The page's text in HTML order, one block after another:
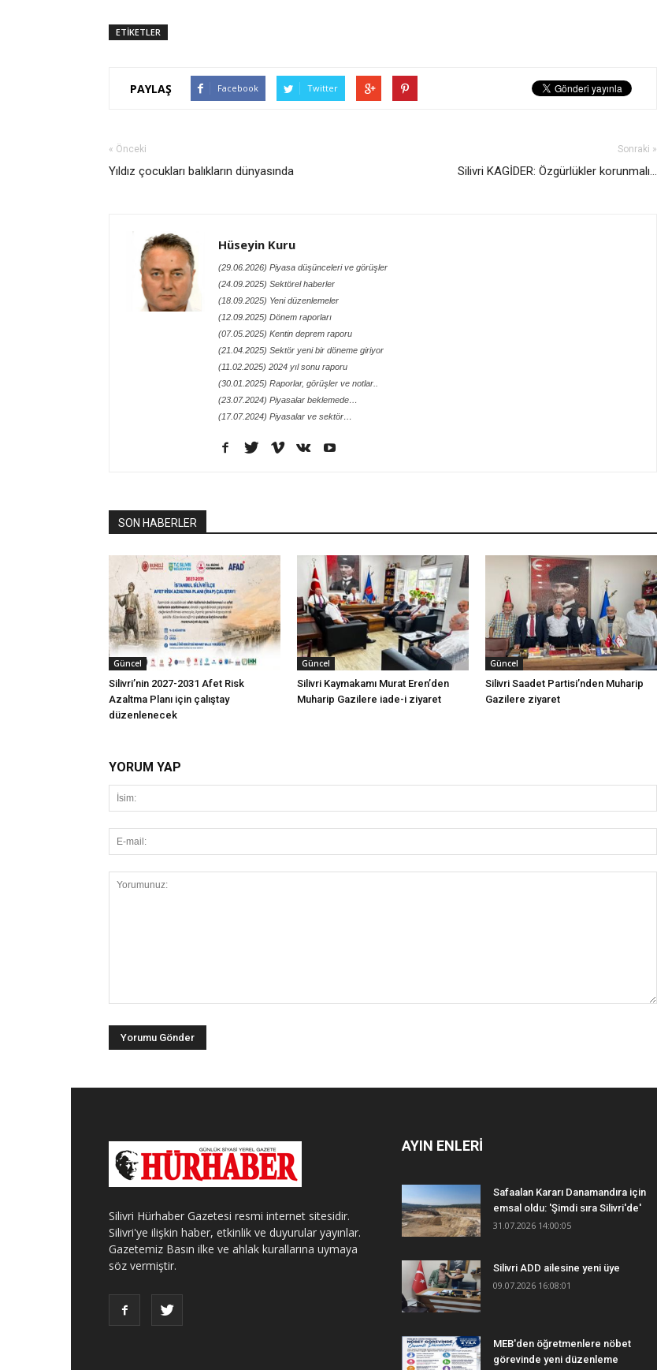
ETİKETLER
PAYLAŞ Facebook Twitter
« Önceki
Yıldız çocukları balıkların dünyasında
Sonraki »
Silivri KAGİDER: Özgürlükler korunmalı...
Hüseyin Kuru
(29.06.2026) Piyasa düşünceleri ve görüşler
(24.09.2025) Sektörel haberler
(18.09.2025) Yeni düzenlemeler
(12.09.2025) Dönem raporları
(07.05.2025) Kentin deprem raporu
(21.04.2025) Sektör yeni bir döneme giriyor
(11.02.2025) 2024 yıl sonu raporu
(30.01.2025) Raporlar, görüşler ve notlar..
(23.07.2024) Piyasalar beklemede…
(17.07.2024) Piyasalar ve sektör…
SON HABERLER
Güncel
Silivri’nin 2027-2031 Afet Risk
Azaltma Planı için çalıştay
düzenlenecek
Güncel
Silivri Kaymakamı Murat Eren’den
Muharip Gazilere iade-i ziyaret
Güncel
Silivri Saadet Partisi’nden Muharip
Gazilere ziyaret
YORUM YAP
Silivri Hürhaber Gazetesi resmi internet sitesidir.
Silivri'ye ilişkin haber, etkinlik ve duyurular yayınlar.
Gazetemiz Basın ilke ve ahlak kurallarına uymaya
söz vermiştir.
AYIN ENLERİ
Safaalan Kararı Danamandıra için
emsal oldu: 'Şimdi sıra Silivri'de'
31.07.2026 14:00:05
Silivri ADD ailesine yeni üye
09.07.2026 16:08:01
MEB'den öğretmenlere nöbet
görevinde yeni düzenleme